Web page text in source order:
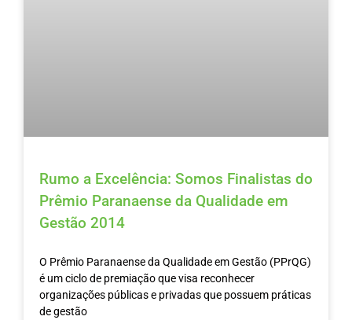
Rumo a Excelência: Somos Finalistas do
Prêmio Paranaense da Qualidade em
Gestão 2014
O Prêmio Paranaense da Qualidade em Gestão (PPrQG)
é um ciclo de premiação que visa reconhecer
organizações públicas e privadas que possuem práticas
de gestão